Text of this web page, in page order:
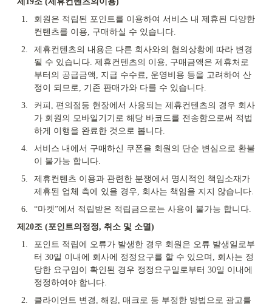
1.
회원은 적립된 포인트를 이용하여 서비스 내 제휴된 다양한
컨텐츠를 이용, 구매하실 수 있습니다.
2.
제휴컨텐츠의 내용은 다른 회사와의 협의상황에 따라 변경
될 수 있습니다. 제휴컨텐츠의 이용, 구매금액은 제휴처로
부터의 공급금액, 지급 수수료, 운영비용 등을 고려하여 산
정이 되므로, 기존 판매가와 다를 수 있습니다.
3.
커피, 편의점등 현장에서 사용되는 제휴컨텐츠의 경우 회사
가 회원의 모바일기기로 해당 바코드를 전송함으로써 적법
하게 이행을 완료한 것으로 봅니다.
4.
서비스 내에서 구매하신 쿠폰을 회원의 단순 변심으로 환불
이 불가능 합니다.
5.
제휴컨텐츠 이용과 관련한 분쟁에서 명시적인 책임소재가
제휴된 업체 측에 있을 경우, 회사는 책임을 지지 않습니다.
6.
“마켓”에서 적립받은 적립금으로는 사용이 불가능 합니다.
제20조 (포인트의정정, 취소 및 소멸)
1.
포인트 적립에 오류가 발생한 경우 회원은 오류 발생일로부
터 30일 이내에 회사에 정정요구를 할 수 있으며, 회사는 정
당한 요구임이 확인된 경우 정정요구일로부터 30일 이내에
정정하여야 합니다.
2.
클라이언트 변경, 해킹, 매크로 등 부정한 방법으로 광고를